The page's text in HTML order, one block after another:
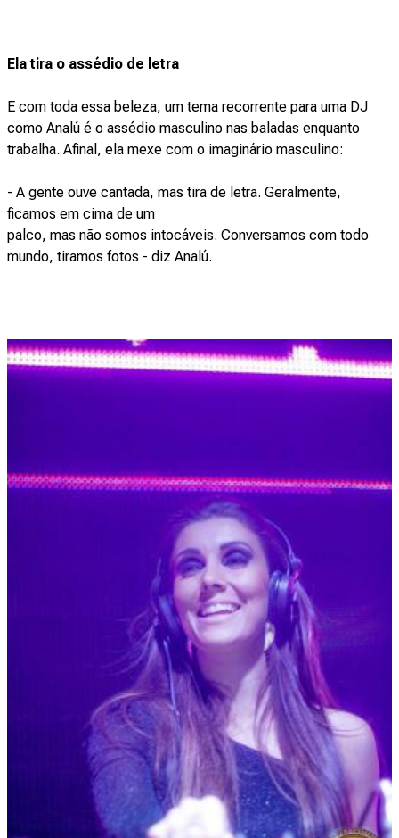
Ela tira o assédio de letra
E com toda essa beleza, um tema recorrente para uma DJ
como Analú é o assédio masculino nas baladas enquanto
trabalha. Afinal, ela mexe com o imaginário masculino:
- A gente ouve cantada, mas tira de letra. Geralmente,
ficamos em cima de um
palco, mas não somos intocáveis. Conversamos com todo
mundo, tiramos fotos - diz Analú.